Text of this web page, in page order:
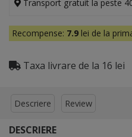
Transport gratuit la peste
Recompense: 7.9 lei de la
Taxa livrare de la 16 lei
Descriere Review
DESCRIERE